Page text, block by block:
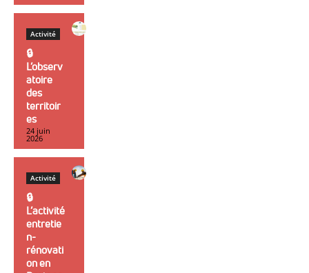
Activité
🔒︎
L’observ
atoire
des
territoir
es
24 juin
2026
Activité
🔒︎
L’activité
entretie
n-
rénovati
on en